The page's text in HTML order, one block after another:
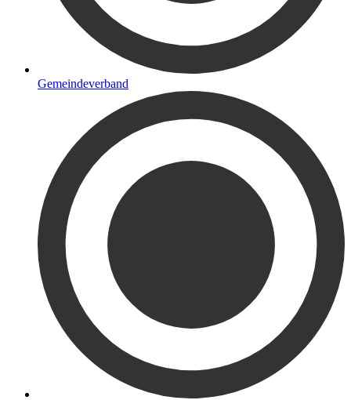
Gemeindeverband